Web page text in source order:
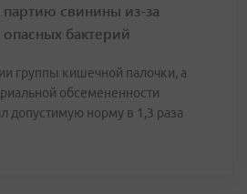
партию свинины из-за
опасных бактерий
группы кишечной палочки, а
обсемененности
норму в 1,3 раза